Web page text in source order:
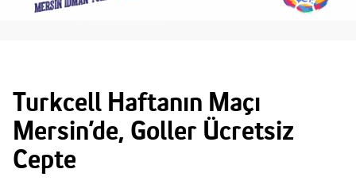
Turkcell Haftanın Maçı
Mersin’de, Goller Ücretsiz
Cepte